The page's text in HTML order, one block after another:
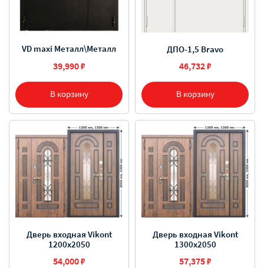
В корзину
VD maxi Металл\Металл
39,990 ₽
В корзину
ДПО-1,5 Bravo
46,732 ₽
Дверь входная Vikont
1200х2050
54,000 ₽
Дверь входная Vikont
1300х2050
57,375 ₽